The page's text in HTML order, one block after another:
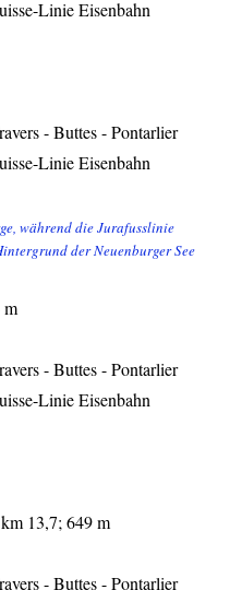
während die Jurafusslinie
der Neuenburger See
m
13,7; 649 m